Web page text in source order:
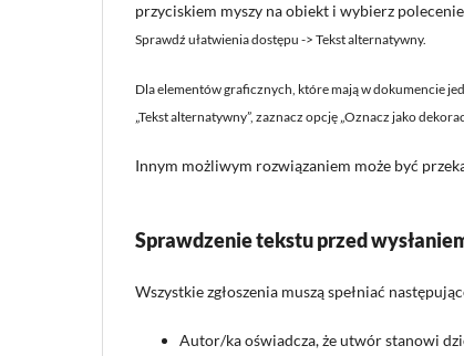
przyciskiem myszy na obiekt i wybierz
Sprawdź ułatwienia dostępu -> Tekst alternatywny.
Dla elementów graficznych, które mają w dokumencie
„Tekst alternatywny”, zaznacz opcję „Oznacz jako
Innym możliwym rozwiązaniem może być
Sprawdzenie tekstu przed
Wszystkie zgłoszenia muszą spełniać
Autor/ka oświadcza, że utwór stanowi